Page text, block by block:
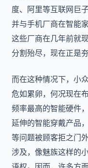
度、阿里等互联网巨
并与手机厂商在智能
这些厂商在几年前就
分割殆尽，现在正是
而在这种情况下，小
危如累卵，何况现在
频率最高的智能硬件
延伸的智能穿戴产品
等问题被顾客拒之门
涉及，像魅族这样的